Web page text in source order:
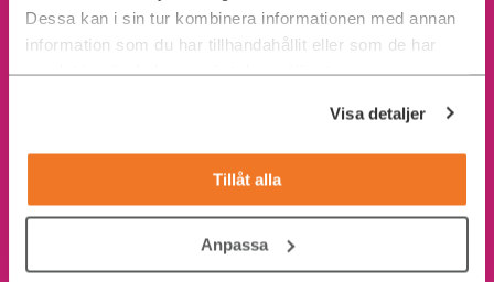
Dessa kan i sin tur kombinera informationen med annan
information som du har tillhandahållit eller som de har
samlat in när du har använt deras tjänster.
Visa detaljer
Tillåt alla
Anpassa